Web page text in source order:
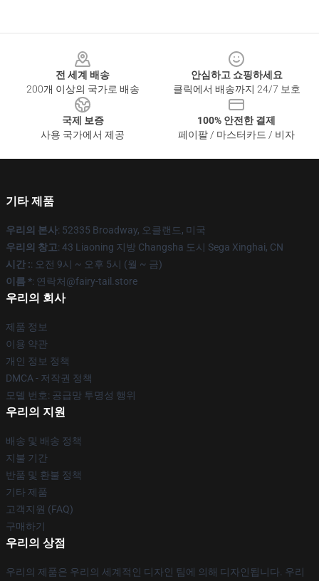
전 세계 배송
200개 이상의 국가로 배송
안심하고 쇼핑하세요
클릭에서 배송까지 24/7 보호
국제 보증
사용 국가에서 제공
100% 안전한 결제
페이팔 / 마스터카드 / 비자
기타 제품
우리의 본사: 52335 Broadway, 오클랜드, 미국
우리의 창고: 43 Liaoning 지방 Changsha 도시 Sega Xinghai, CN
시간 :: 오전 9시 ~ 오후 5시 (월 ~ 금)
이름 *: 연락처@fairy-tail.store
우리의 회사
제품 정보
이용 약관
개인 정보 정책
DMCA - 저작권 정책
모델 번호: 공급망 투명성 행위
우리의 지원
배송 및 배송 정책
지불 기간
반품 및 환불 정책
기타 제품
고객지원 (FAQ)
구매하기
우리의 상점
우리의 제품은 우리의 세계적인 디자인 팀에 의해 디자인됩니다. 우리